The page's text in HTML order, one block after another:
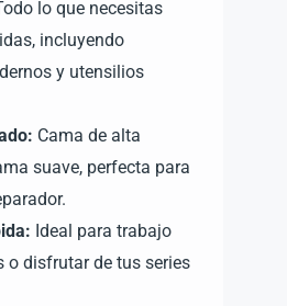
lo que necesitas
incluyendo
y utensilios
Cama de alta
suave, perfecta para
Ideal para trabajo
o disfrutar de tus series